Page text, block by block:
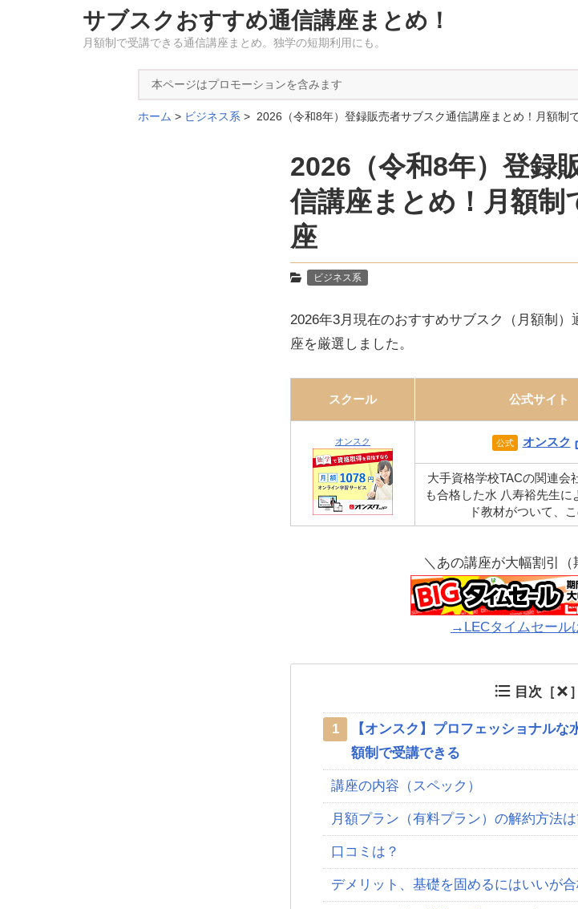
サブスクおすすめ通信講座まとめ！
月額制で受講できる通信講座まとめ。独学の短期利用にも。
本ページはプロモーションを含みます
ホーム ビジネス系 2026（令和8年）登録販売者サブスク通信講座まとめ！月額制
2026（令和8年）登録
信講座まとめ！月額制
座
ビジネス系
2026年3月現在のおすすめサブスク（月額制
座を厳選しました。
スクール 公式サイト
オンスク 公式 オンスク
大手資格学校TACの関連会
も合格した水 八寿裕先生
ド教材がついて、
＼あの講座が大幅割引（
→LECタイムセール
目次［ ］
1
【オンスク】プロフェッショナルな
額制で受講できる
講座の内容（スペック）
月額プラン（有料プラン）の解約方法
口コミは？
デメリット、基礎を固めるにはいいが